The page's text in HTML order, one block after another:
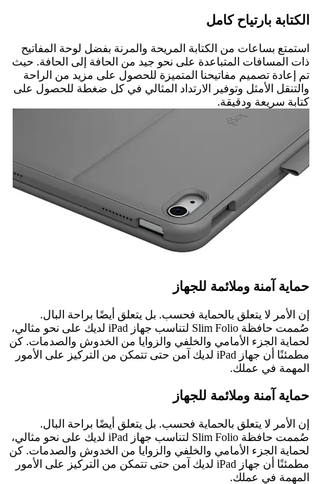
الكتابة بارتياح كامل
استمتع بساعات من الكتابة المريحة والمرنة بفضل لوحة المفاتيح
ذات المسافات المتباعدة على نحو جيد من الحافة إلى الحافة. حيث
تم إعادة تصميم مفاتيحنا المتميزة للحصول على مزيد من الراحة
والتنقل الأمثل وتوفير الارتداد المثالي في كل ضغطة للحصول على
كتابة سريعة ودقيقة.
حماية آمنة وملائمة للجهاز
إن الأمر لا يتعلق بالحماية فحسب. بل يتعلق أيضًا براحة البال.
صُممت حافظة Slim Folio لتناسب جهاز iPad لديك على نحو مثالي،
لحماية الجزء الأمامي والخلفي والزوايا من الخدوش والصدمات. كن
مطمئنًا أن جهاز iPad لديك آمن حتى تتمكن من التركيز على الأمور
المهمة في عملك.
حماية آمنة وملائمة للجهاز
إن الأمر لا يتعلق بالحماية فحسب. بل يتعلق أيضًا براحة البال.
صُممت حافظة Slim Folio لتناسب جهاز iPad لديك على نحو مثالي،
لحماية الجزء الأمامي والخلفي والزوايا من الخدوش والصدمات. كن
مطمئنًا أن جهاز iPad لديك آمن حتى تتمكن من التركيز على الأمور
المهمة في عملك.